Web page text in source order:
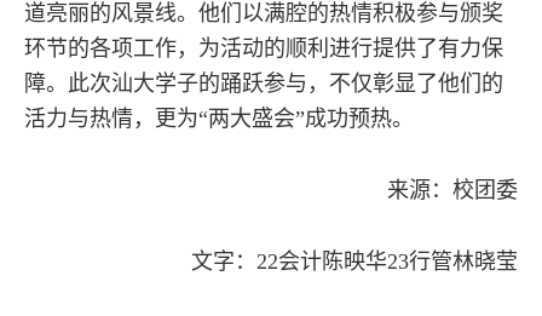
道亮丽的风景线。他们以满腔的热情积极参与颁奖
环节的各项工作，为活动的顺利进行提供了有力保
障。此次汕大学子的踊跃参与，不仅彰显了他们的
活力与热情，更为“两大盛会”成功预热。
来源：校团委
文字：22会计陈映华23行管林晓莹